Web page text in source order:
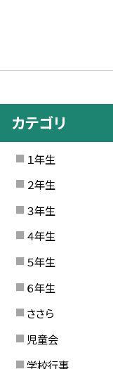
カテゴリ
１年生
２年生
３年生
４年生
５年生
６年生
ささら
児童会
学校行事